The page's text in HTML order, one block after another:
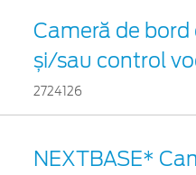
Cameră de
și/sau control
2724126
NEXTBASE*